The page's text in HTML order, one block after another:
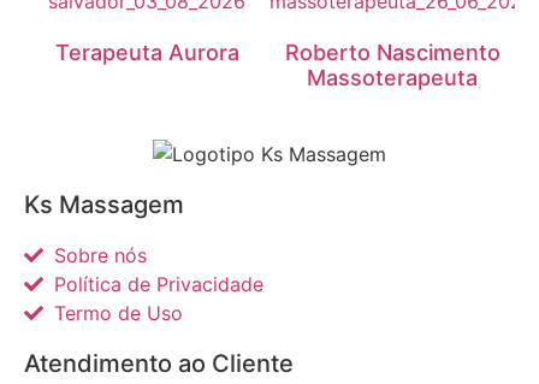
Terapeuta Aurora
Roberto Nascimento
Massoterapeuta
Ks Massagem
Sobre nós
Política de Privacidade
Termo de Uso
Atendimento ao Cliente